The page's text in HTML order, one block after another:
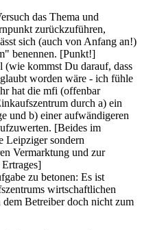
das Thema und
zurückzuführen,
sich (auch von Anfang an!)
benennen. [Punkt!]
(wie kommst Du darauf, dass
worden wäre - ich fühle
hat die mfi (offenbar
durch a) ein
und b) einer aufwändigeren
[Beides im
Leipziger sondern
Vermarktung und zur
zu betonen: Es ist
wirtschaftlichen
Betreiber doch nicht zum